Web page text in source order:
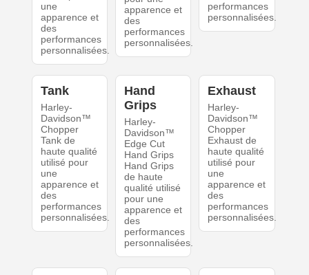
une
apparence et
des
performances
personnalisées.
apparence et
des
performances
personnalisées.
performances
personnalisées.
Tank
Harley-
Davidson™
Chopper
Tank de
haute qualité
utilisé pour
une
apparence et
des
performances
personnalisées.
Hand
Grips
Harley-
Davidson™
Edge Cut
Hand Grips
Hand Grips
de haute
qualité utilisé
pour une
apparence et
des
performances
personnalisées.
Exhaust
Harley-
Davidson™
Chopper
Exhaust de
haute qualité
utilisé pour
une
apparence et
des
performances
personnalisées.